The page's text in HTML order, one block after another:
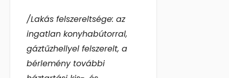
/Lakás felszereltsége: az
ingatlan konyhabútorral,
gáztűzhellyel felszerelt, a
bérlemény további